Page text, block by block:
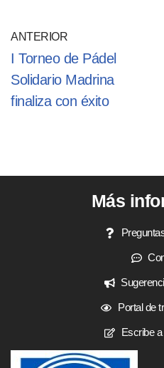
ANTERIOR
I Torneo de Pádel
Solidario Madrina
finaliza con éxito
Más
Portal de
Escribe